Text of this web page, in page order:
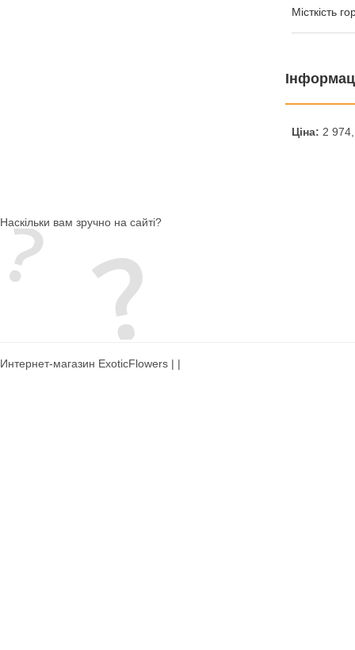
Місткість
Ціна: 2
Наскільки вам зручно на сайті?
Интернет-магазин ExoticFlowers | |